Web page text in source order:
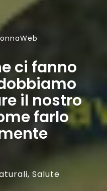
ci fanno
il nostro
farlo
, Salute